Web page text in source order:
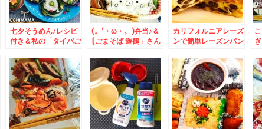
七夕そうめん♪レシピ
付き＆私の「タイパご
と(*・ω・)(*-ω-)ウ
ン♪ニララーメン(*´艸
`*)
(。'・ω・。)弁当♪＆
[ごまそば 遊鶴」さん
＆「日替わりランチ蕎
麦」
カリフォルニアレーズ
ンで簡単レーズンパン